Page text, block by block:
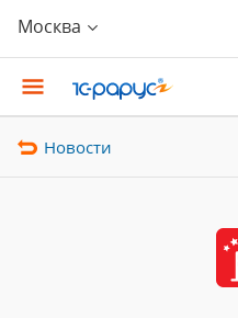
Москва
Новости